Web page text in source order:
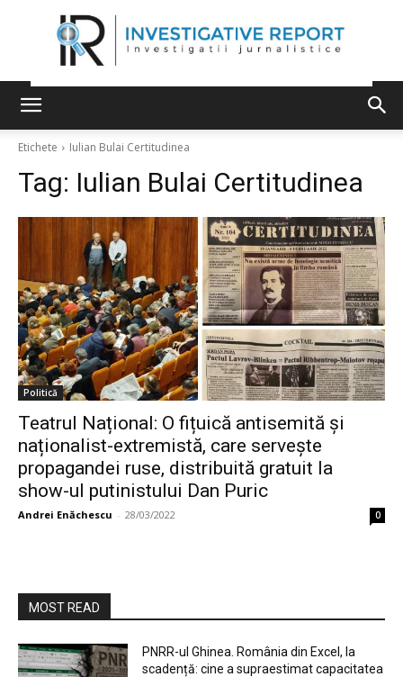
Etichete Iulian Bulai Certitudinea
Tag: Iulian Bulai Certitudinea
Politică
Teatrul Național: O fițuică antisemită și
naționalist-extremistă, care servește
propagandei ruse, distribuită gratuit la
show-ul putinistului Dan Puric
Andrei Enăchescu - 28/03/2022 0
MOST READ
PNRR-ul Ghinea. România din Excel, la
scadență: cine a supraestimat capacitatea